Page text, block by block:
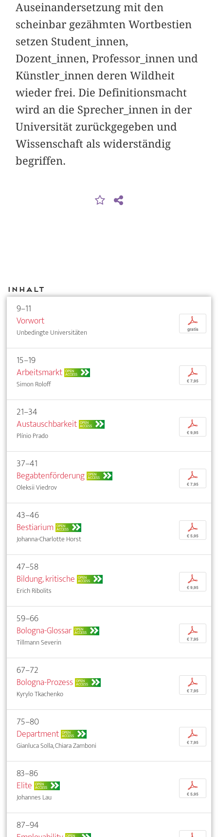
Auseinandersetzung mit den
scheinbar gezähmten Wortbestien
setzen Student_innen,
Dozent_innen, Professor_innen und
Künstler_innen deren Wildheit
wieder frei. Die Definitionsmacht
wird an die Sprecher_innen in der
Universität zurückgegeben und
Wissenschaft als widerständig
begriffen.
Inhalt
9–11
Vorwort
Unbedingte Universitäten
p
gratis
15–19
Arbeitsmarkt OPEN
ACCESS
Simon Roloff
p
€ 7,95
21–34
Austauschbarkeit OPEN
ACCESS
Plínio Prado
p
€ 9,95
37–41
Begabtenförderung OPEN
ACCESS
Oleksii Viedrov
p
€ 7,95
43–46
Bestiarium OPEN
ACCESS
Johanna-Charlotte Horst
p
€ 5,95
47–58
Bildung, kritische OPEN
ACCESS
Erich Ribolits
p
€ 9,95
59–66
Bologna-Glossar OPEN
ACCESS
Tillmann Severin
p
€ 7,95
67–72
Bologna-Prozess OPEN
ACCESS
Kyrylo Tkachenko
p
€ 7,95
75–80
Department OPEN
ACCESS
Gianluca Solla, Chiara Zamboni
p
€ 7,95
83–86
Elite OPEN
ACCESS
Johannes Lau
p
€ 5,95
87–94
OPEN